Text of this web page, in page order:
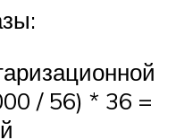
/ 56) * 36 =